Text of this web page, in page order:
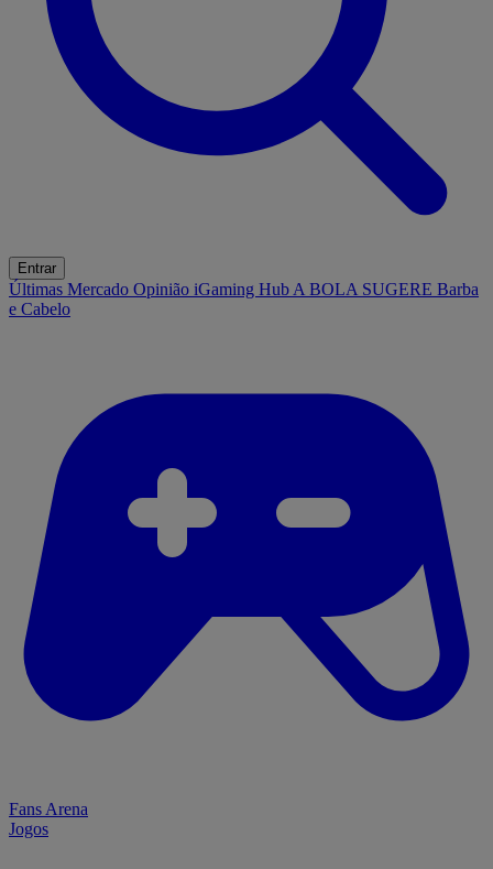
Entrar
Últimas Mercado Opinião iGaming Hub A BOLA SUGERE Barba
e Cabelo
Fans Arena
Jogos